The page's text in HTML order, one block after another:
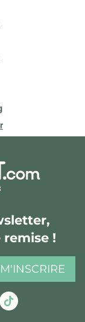
remise !
M'INSCRIRE